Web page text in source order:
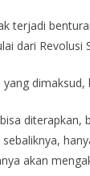
terjadi
dari Revolusi
yang
akan